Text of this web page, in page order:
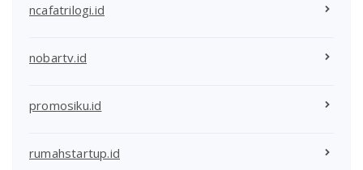
ncafatrilogi.id
nobartv.id
promosiku.id
rumahstartup.id